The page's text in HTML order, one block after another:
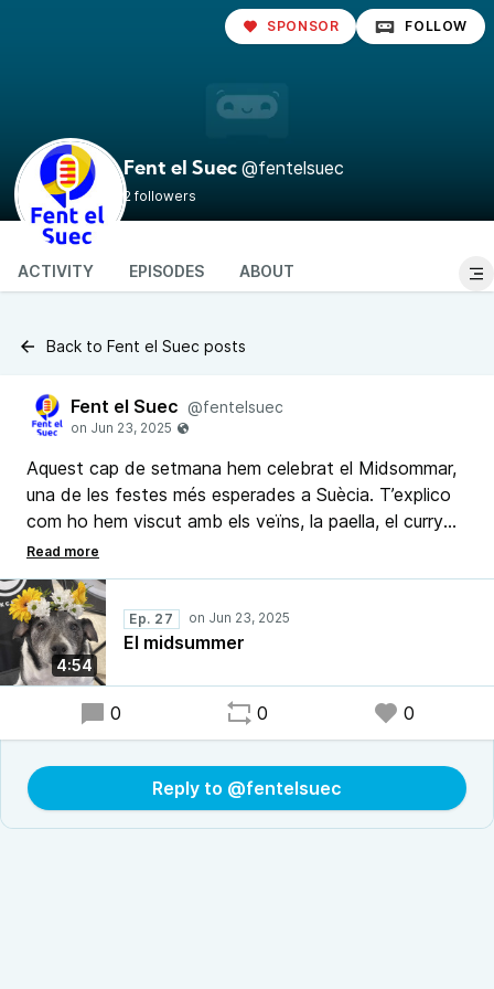
Fent el Suec @fentelsuec
2 followers
SPONSOR FOLLOW
ACTIVITY EPISODES ABOUT
Back to Fent el Suec posts
Fent el Suec @fentelsuec
Aquest cap de setmana hem celebrat el Midsommar,
una de les festes més esperades a Suècia. T’explico
com ho hem viscut amb els veïns, la paella, el curry
verd i les granotetes ballarines al voltant del pal.
Spoiler: els suecs sempre mengen el mateix per
festes!
4:54
Ep. 27
El midsummer
0 0 0
Reply to @fentelsuec